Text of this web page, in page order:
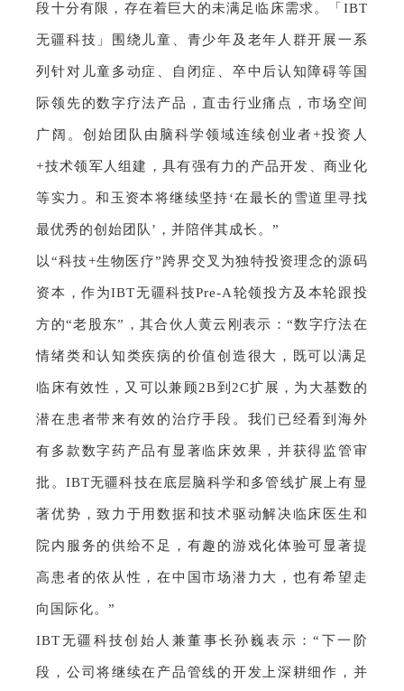
段十分有限，存在着巨大的未满足临床需求。「IBT
无疆科技」围绕儿童、青少年及老年人群开展一系
列针对儿童多动症、自闭症、卒中后认知障碍等国
际领先的数字疗法产品，直击行业痛点，市场空间
广阔。创始团队由脑科学领域连续创业者+投资人
+技术领军人组建，具有强有力的产品开发、商业化
等实力。和玉资本将继续坚持‘在最长的雪道里寻找
最优秀的创始团队’，并陪伴其成长。”
以“科技+生物医疗”跨界交叉为独特投资理念的源码
资本，作为IBT无疆科技Pre-A轮领投方及本轮跟投
方的“老股东”，其合伙人黄云刚表示：“数字疗法在
情绪类和认知类疾病的价值创造很大，既可以满足
临床有效性，又可以兼顾2B到2C扩展，为大基数的
潜在患者带来有效的治疗手段。我们已经看到海外
有多款数字药产品有显著临床效果，并获得监管审
批。IBT无疆科技在底层脑科学和多管线扩展上有显
著优势，致力于用数据和技术驱动解决临床医生和
院内服务的供给不足，有趣的游戏化体验可显著提
高患者的依从性，在中国市场潜力大，也有希望走
向国际化。”
IBT无疆科技创始人兼董事长孙巍表示：“下一阶
段，公司将继续在产品管线的开发上深耕细作，并